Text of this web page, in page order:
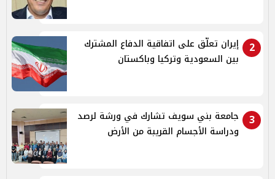
2
إيران تعلّق على اتفاقية الدفاع المشترك
بين السعودية وتركيا وباكستان
3
جامعة بني سويف تشارك في ورشة لرصد
ودراسة الأجسام القريبة من الأرض